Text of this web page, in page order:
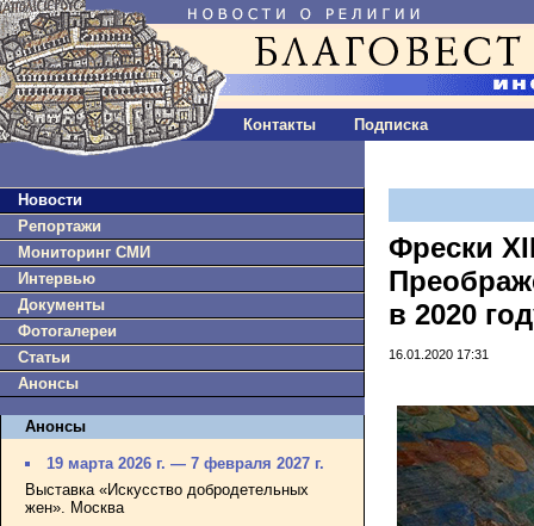
Контакты Подписка
Новости
Репортажи
Мониторинг СМИ
Интервью
Документы
Фотогалереи
Статьи
Анонсы
Анонсы
19 марта 2026 г. — 7 февраля 2027 г.
Выставка «Искусство добродетельных
жен». Москва
Фрески
в 2020
16.01.2020 17:31